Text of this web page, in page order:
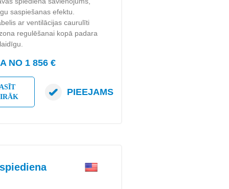
saspiešanas efektu.
ar ventilācijas caurulīti
regulēšanai kopā padara
NO 1 856 €
PIEEJAMS